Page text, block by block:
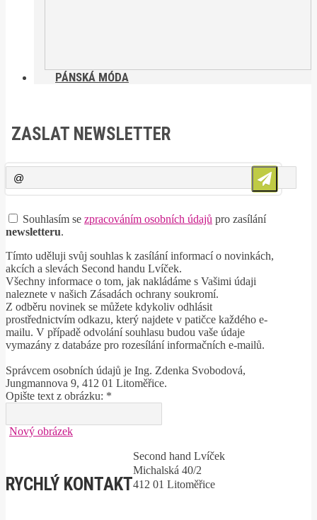
PÁNSKÁ MÓDA
ZASLAT NEWSLETTER
Souhlasím se zpracováním osobních údajů pro zasílání
newsletteru.
Tímto uděluji svůj souhlas k zasílání informací o novinkách,
akcích a slevách Second handu Lvíček.
Všechny informace o tom, jak nakládáme s Vašimi údaji
naleznete v našich Zásadách ochrany soukromí.
Z odběru novinek se můžete kdykoliv odhlásit
prostřednictvím odkazu, který najdete v patičce každého e-
mailu. V případě odvolání souhlasu budou vaše údaje
vymazány z databáze pro rozesílání informačních e-mailů.
Správcem osobních údajů je Ing. Zdenka Svobodová,
Jungmannova 9, 412 01 Litoměřice.
Opište text z obrázku: *
Nový obrázek
RYCHLÝ KONTAKT
Second hand Lvíček
Michalská 40/2
412 01 Litoměřice